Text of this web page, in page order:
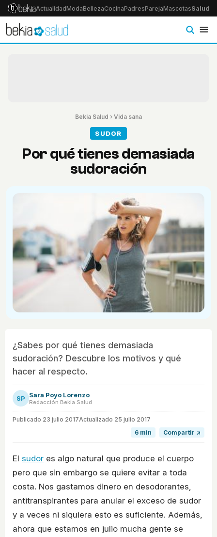
ActualidadModaBellezaCocinaPadresParejaMascotasSalud
Bekia Salud › Vida sana
SUDOR
Por qué tienes demasiada
sudoración
¿Sabes por qué tienes demasiada
sudoración? Descubre los motivos y qué
hacer al respecto.
SP Sara Poyo Lorenzo
Redacción Bekia Salud
Publicado 23 julio 2017Actualizado 25 julio 2017
6 min
Compartir ↗
El sudor es algo natural que produce el cuerpo
pero que sin embargo se quiere evitar a toda
costa. Nos gastamos dinero en desodorantes,
antitranspirantes para anular el exceso de sudor
y a veces ni siquiera esto es suficiente. Además,
ahora que estamos en julio mucha gente se